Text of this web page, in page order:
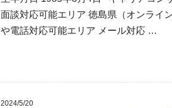
面談対応可能エリア 徳島県（オンライ
や電話対応可能エリア メール対応 …
2024/5/20